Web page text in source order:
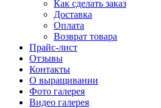
Как сделать заказ
Доставка
Оплата
Возврат товара
Прайс-лист
Отзывы
Контакты
О выращивании
Фото галерея
Видео галерея